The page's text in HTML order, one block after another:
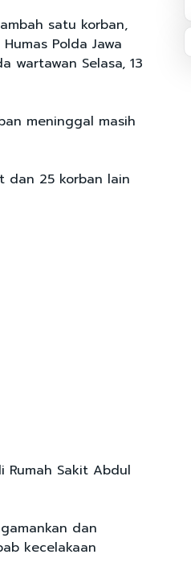
satu korban,
Polda Jawa
wartawan Selasa, 13
meninggal masih
dan 25 korban lain
Rumah Sakit Abdul
dan
kecelakaan